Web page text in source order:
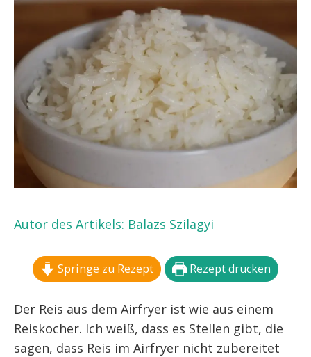
Autor des Artikels: Balazs Szilagyi
Springe zu Rezept Rezept drucken
Der Reis aus dem Airfryer ist wie aus einem
Reiskocher. Ich weiß, dass es Stellen gibt, die
sagen, dass Reis im Airfryer nicht zubereitet